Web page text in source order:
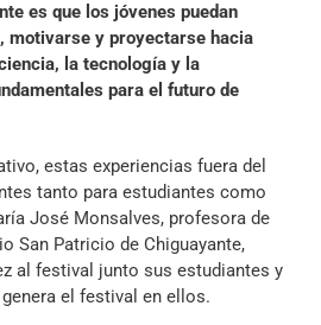
es que los jóvenes puedan
motivarse y proyectarse hacia
la tecnología y la
para el futuro de
estas experiencias fuera del
tanto para estudiantes como
José Monsalves, profesora de
San Patricio de Chiguayante,
al festival junto sus estudiantes y
el festival en ellos.